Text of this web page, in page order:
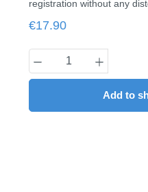
registration without any
Regular price:
€17.90
Product
Add to